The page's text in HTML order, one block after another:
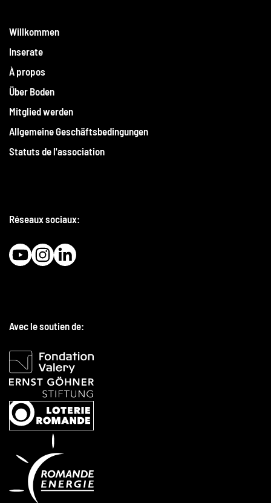
Willkommen
Inserate
À propos
Über Boden
Mitglied werden
Allgemeine Geschäftsbedingungen
Statuts de l'association
Réseaux sociaux:
Avec le soutien de: